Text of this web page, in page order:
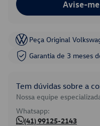
Avise-
Peça Original
Garantia de 3 meses
Tem dúvidas sobre a
Nossa equipe
Whatsapp:
(41) 99125-2143